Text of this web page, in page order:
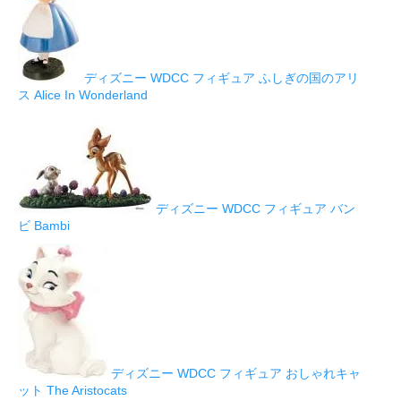
ディズニー WDCC フィギュア ふしぎの国のアリ
ス Alice In Wonderland
ディズニー WDCC フィギュア バン
ビ Bambi
ディズニー WDCC フィギュア おしゃれキャ
ット The Aristocats